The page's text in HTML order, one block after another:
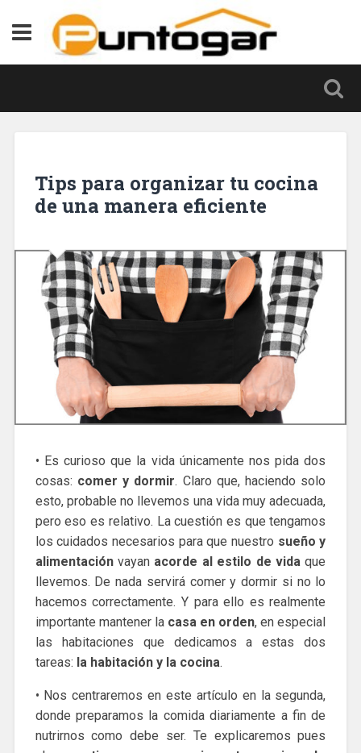
Tips para organizar tu cocina
de una manera eficiente
• Es curioso que la vida únicamente nos pida dos
cosas: comer y dormir. Claro que, haciendo solo
esto, probable no llevemos una vida muy adecuada,
pero eso es relativo. La cuestión es que tengamos
los cuidados necesarios para que nuestro sueño y
alimentaciónvayan acorde al estilo de vida que
llevemos. De nada servirá comer y dormir si no lo
hacemos correctamente. Y para ello es realmente
importante mantener la casa en orden, en especial
las habitaciones que dedicamos a estas dos
tareas: la habitación y la cocina.
• Nos centraremos en este artículo en la segunda,
donde preparamos la comida diariamente a fin de
nutrirnos como debe ser. Te explicaremos pues